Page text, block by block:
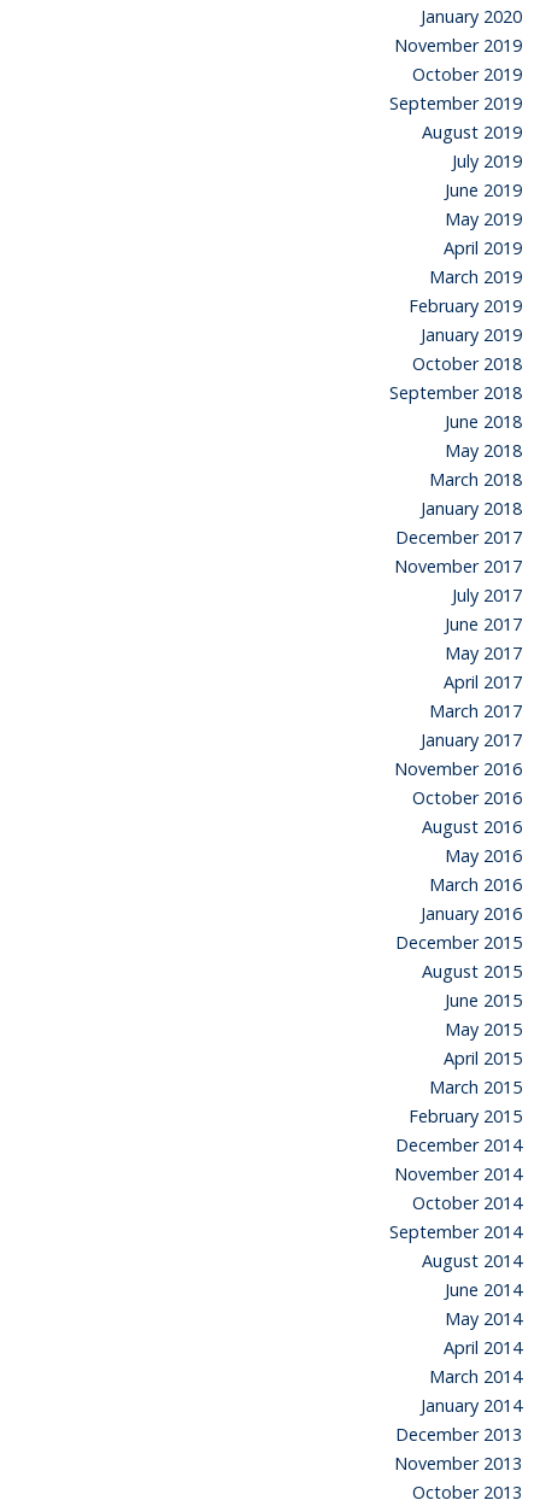
January 2020
November 2019
October 2019
September 2019
August 2019
July 2019
June 2019
May 2019
April 2019
March 2019
February 2019
January 2019
October 2018
September 2018
June 2018
May 2018
March 2018
January 2018
December 2017
November 2017
July 2017
June 2017
May 2017
April 2017
March 2017
January 2017
November 2016
October 2016
August 2016
May 2016
March 2016
January 2016
December 2015
August 2015
June 2015
May 2015
April 2015
March 2015
February 2015
December 2014
November 2014
October 2014
September 2014
August 2014
June 2014
May 2014
April 2014
March 2014
January 2014
December 2013
November 2013
October 2013